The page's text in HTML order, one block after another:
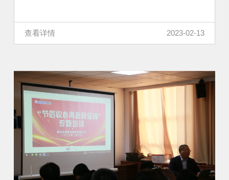
查看详情 2023-02-13